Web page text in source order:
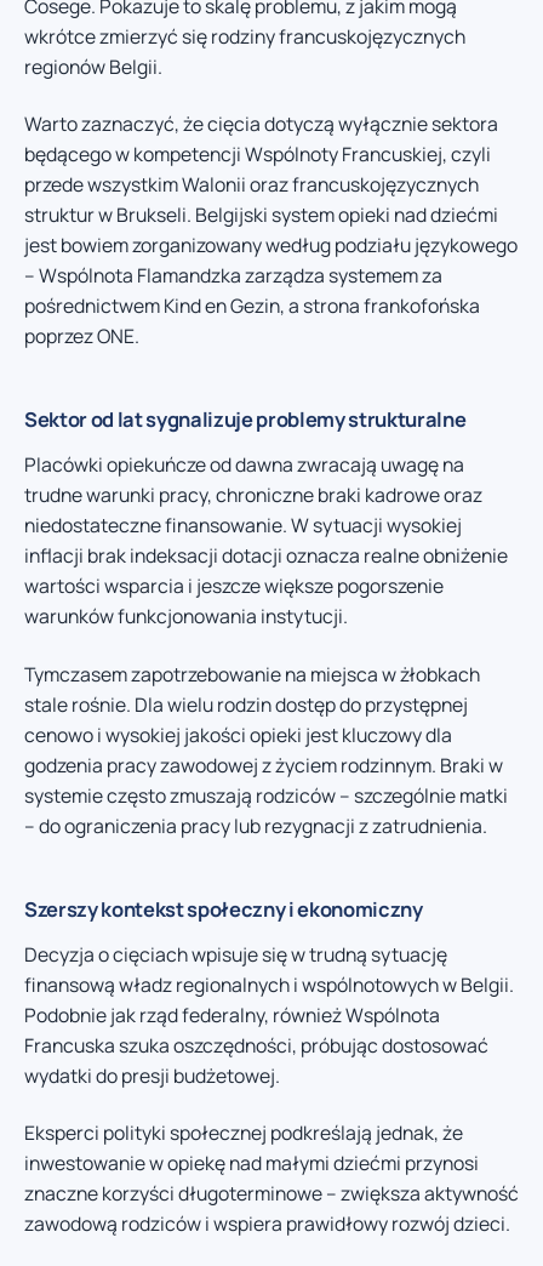
Cosege. Pokazuje to skalę problemu, z jakim mogą
wkrótce zmierzyć się rodziny francuskojęzycznych
regionów Belgii.
Warto zaznaczyć, że cięcia dotyczą wyłącznie sektora
będącego w kompetencji Wspólnoty Francuskiej, czyli
przede wszystkim Walonii oraz francuskojęzycznych
struktur w Brukseli. Belgijski system opieki nad dziećmi
jest bowiem zorganizowany według podziału językowego
– Wspólnota Flamandzka zarządza systemem za
pośrednictwem Kind en Gezin, a strona frankofońska
poprzez ONE.
Sektor od lat sygnalizuje problemy strukturalne
Placówki opiekuńcze od dawna zwracają uwagę na
trudne warunki pracy, chroniczne braki kadrowe oraz
niedostateczne finansowanie. W sytuacji wysokiej
inflacji brak indeksacji dotacji oznacza realne obniżenie
wartości wsparcia i jeszcze większe pogorszenie
warunków funkcjonowania instytucji.
Tymczasem zapotrzebowanie na miejsca w żłobkach
stale rośnie. Dla wielu rodzin dostęp do przystępnej
cenowo i wysokiej jakości opieki jest kluczowy dla
godzenia pracy zawodowej z życiem rodzinnym. Braki w
systemie często zmuszają rodziców – szczególnie matki
– do ograniczenia pracy lub rezygnacji z zatrudnienia.
Szerszy kontekst społeczny i ekonomiczny
Decyzja o cięciach wpisuje się w trudną sytuację
finansową władz regionalnych i wspólnotowych w Belgii.
Podobnie jak rząd federalny, również Wspólnota
Francuska szuka oszczędności, próbując dostosować
wydatki do presji budżetowej.
Eksperci polityki społecznej podkreślają jednak, że
inwestowanie w opiekę nad małymi dziećmi przynosi
znaczne korzyści długoterminowe – zwiększa aktywność
zawodową rodziców i wspiera prawidłowy rozwój dzieci.